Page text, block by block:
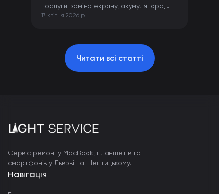
послуги: заміна екрану, акумулятора,
камери та інших компонентів iPhone.
17 квітня 2026 р.
Читати всі статті
Сервіс ремонту MacBook, планшетів та
смартфонів у Львові та Шептицькому.
Навігація